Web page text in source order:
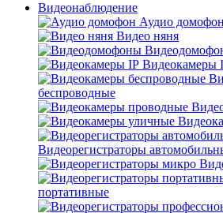
Видеонаблюдение
Аудио домофон
Видео няня
Видеокамеры
беспроводные
Видеорегистраторы
портативные